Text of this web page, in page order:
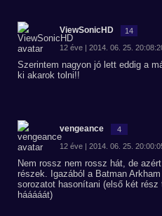
ViewSonicHD 14
12 éve | 2014. 06. 25.
Szerintem nagyon jó lett eddig a
ki akarok tolni!!
vengeance 4
12 éve | 2014. 06. 25.
Nem rossz nem rossz hát, de
részek. Igazából a Batman
sorozatot hasonítani (első két
hááááát)